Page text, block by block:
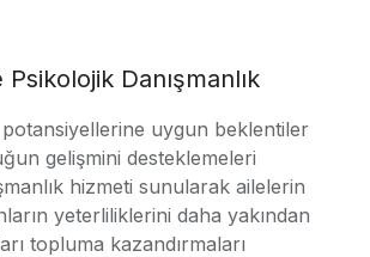
Danışmanlık
uygun beklentiler
gelişmini desteklemeleri
hizmeti sunularak ailelerin
yeterliliklerini daha yakından
topluma kazandırmaları